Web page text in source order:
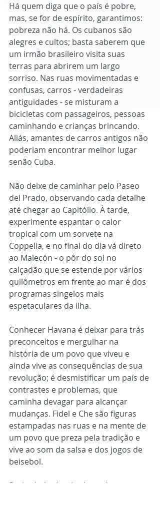
Há quem diga que o país é pobre,
mas, se for de espírito, garantimos:
pobreza não há. Os cubanos são
alegres e cultos; basta saberem que
um irmão brasileiro visita suas
terras para abrirem um largo
sorriso. Nas ruas movimentadas e
confusas, carros - verdadeiras
antiguidades - se misturam a
bicicletas com passageiros, pessoas
caminhando e crianças brincando.
Aliás, amantes de carros antigos não
poderiam encontrar melhor lugar
senão Cuba.
Não deixe de caminhar pelo Paseo
del Prado, observando cada detalhe
até chegar ao Capitólio. À tarde,
experimente espantar o calor
tropical com um sorvete na
Coppelia, e no final do dia vá direto
ao Malecón - o pôr do sol no
calçadão que se estende por vários
quilômetros em frente ao mar é dos
programas singelos mais
espetaculares da ilha.
Conhecer Havana é deixar para trás
preconceitos e mergulhar na
história de um povo que viveu e
ainda vive as consequências de sua
revolução; é desmistificar um país de
contrastes e problemas, que
caminha devagar para alcançar
mudanças. Fidel e Che são figuras
estampadas nas ruas e na mente de
um povo que preza pela tradição e
vive ao som da salsa e dos jogos de
beisebol.
Praias belas banhadas pelo mar